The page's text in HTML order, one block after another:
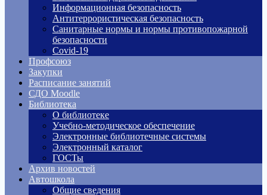
Информационная безопасность
Антитеррористическая безопасность
Санитарные нормы и нормы противопожарной
безопасности
Covid-19
Профсоюз
Закупки
Расписание занятий
СДО Moodle
Библиотека
О библиотеке
Учебно-методическое обеспечение
Электронные библиотечные системы
Электронный каталог
ГОСТы
Архив новостей
Автошкола
Общие сведения